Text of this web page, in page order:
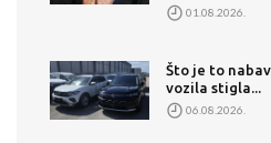
01.08.2026.
Što je to
vozila stigla...
06.08.2026.